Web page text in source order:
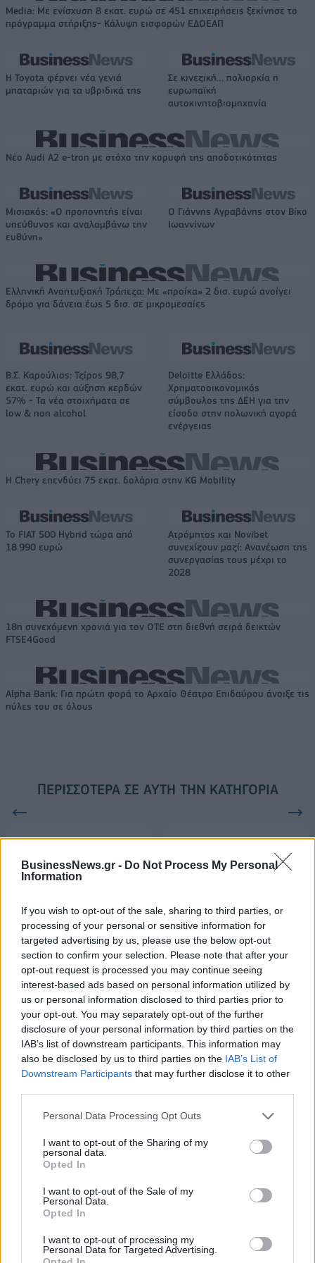
BusinessNews.gr - Do Not Process My Personal
Information
If you wish to opt-out of the sale, sharing to third parties, or
processing of your personal or sensitive information for
targeted advertising by us, please use the below opt-out
section to confirm your selection. Please note that after your
opt-out request is processed you may continue seeing
interest-based ads based on personal information utilized by
us or personal information disclosed to third parties prior to
your opt-out. You may separately opt-out of the further
disclosure of your personal information by third parties on the
IAB’s list of downstream participants. This information may
also be disclosed by us to third parties on the IAB’s List of
Downstream Participants that may further disclose it to other
Personal Data Processing Opt Outs
I want to opt-out of the Sharing of my
personal data.
Opted In
I want to opt-out of the Sale of my
Personal Data.
Opted In
I want to opt-out of processing my
Personal Data for Targeted Advertising.
Media: Με ενίσχυση 8 εκατ. ευρώ σε 451 επιχειρήσεις ξεκίνησε το
πρόγραμμα στήριξης- Κάλυψη εισφορών ΕΔΟΕΑΠ
Η Toyota φέρνει νέα γενιά
μπαταριών για τα υβριδικά της
Σε κινεζική… πολιορκία η
ευρωπαϊκή
αυτοκινητοβιομηχανία
Νέο Audi A2 e-tron με στόχο την κορυφή της αποδοτικότητας
Μισιακός: «Ο προπονητής είναι
υπεύθυνος και αναλαμβάνω την
ευθύνη»
Ο Γιάννης Αγραβάνης στον Βίκο
Ιωαννίνων
Ελληνική Αναπτυξιακή Τράπεζα: Με «προίκα» 2 δισ. ευρώ ανοίγει
δρόμο για δάνεια έως 5 δισ. σε μικρομεσαίες
Β.Σ. Καρούλιας: Τζίρος 98,7
εκατ. ευρώ και αύξηση κερδών
57% - Τα νέα στοιχήματα σε
low & non alcohol
Deloitte Ελλάδος:
Χρηματοοικονομικός
σύμβουλος της ΔΕΗ για την
είσοδο στην πολωνική αγορά
ενέργειας
Η Chery επενδύει 75 εκατ. δολάρια στην KG Mobility
Το FIAT 500 Hybrid τώρα από
18.990 ευρώ
Ατρόμητος και Novibet
συνεχίζουν μαζί: Ανανέωση της
συνεργασίας τους μέχρι το
2028
18η συνεχόμενη χρονιά για τον ΟΤΕ στη διεθνή σειρά δεικτών
FTSE4Good
Alpha Bank: Για πρώτη φορά το Αρχαίο Θέατρο Επιδαύρου άνοιξε τις
πύλες του σε όλους
ΠΕΡΙΣΣΌΤΕΡΑ ΣΕ ΑΥΤΉ ΤΗΝ ΚΑΤΗΓΟΡΊΑ
ΕΚΑΒ: Το σύστημα
τηλεματικής επεκτείνεται
στην Αττική και
αναβαθμίζεται
07/03/2018 - 02:00
Αμαλιάδα: Το πρωτοδικείο
«κούρεψε» 340.000 ευρώ
από δανειολήπτρια
07/03/2018 - 02:00
56.000 επιβάτες αναχωρούν σήμερα από τα
λιμάνια της Αττικής